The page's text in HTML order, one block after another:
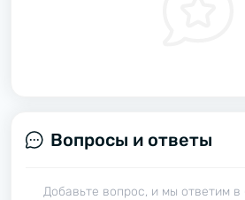
Вопросы и ответы
Добавьте вопрос, и мы ответим